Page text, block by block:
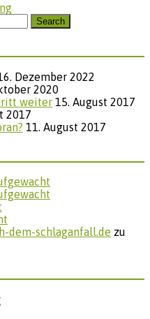
Search
Dezember 2022
2020
weiter 15. August 2017
2017
11. August 2017
dem-schlaganfall.de zu